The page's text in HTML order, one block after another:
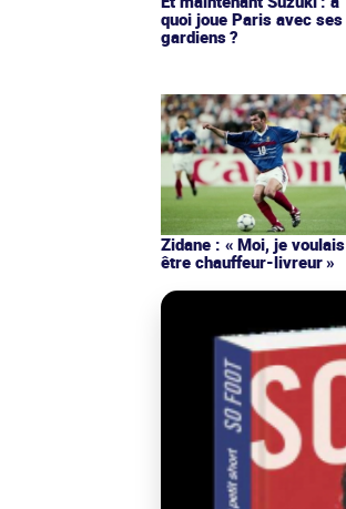
quoi joue Paris avec ses
gardiens ?
Zidane : « Moi, je voulais
être chauffeur-livreur »